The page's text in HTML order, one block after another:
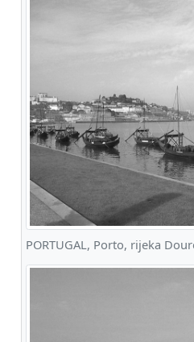
PORTUGAL, Porto, rijeka